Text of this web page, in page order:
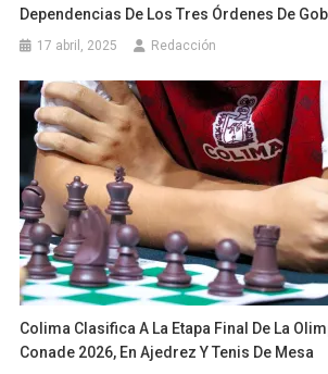
Dependencias De Los Tres Órdenes De
17 abril, 2025 Redacción
Colima Clasifica A La Etapa Final De La
Conade 2026, En Ajedrez Y Tenis De Mesa